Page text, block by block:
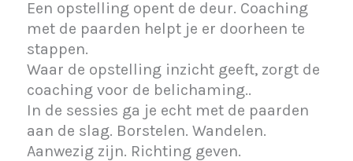
Een opstelling opent de deur. Coaching
met de paarden helpt je er doorheen te
stappen.
Waar de opstelling inzicht geeft, zorgt de
coaching voor de belichaming..
In de sessies ga je echt met de paarden
aan de slag. Borstelen. Wandelen.
Aanwezig zijn. Richting geven.